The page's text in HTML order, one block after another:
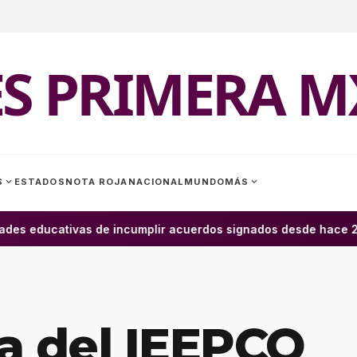
PRIMERA
expand_more ESTADOS NOTA ROJA NACIONAL MUNDOMÁS expand_more
de incumplir acuerdos signados desde hace 2